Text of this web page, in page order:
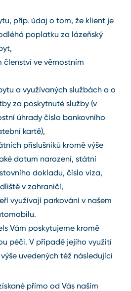
příp. údaj o tom, že klient je
poplatku za lázeňský
členství ve věrnostním
a využívaných službách a o
za poskytnuté služby (v
úhrady číslo bankovního
kartě),
příslušníků kromě výše
datum narození, státní
dokladu, číslo víza,
v zahraničí,
využívají parkování v našem
Vám poskytujeme kromě
péči. V případě jejího využití
uvedených též následující
přímo od Vás naším